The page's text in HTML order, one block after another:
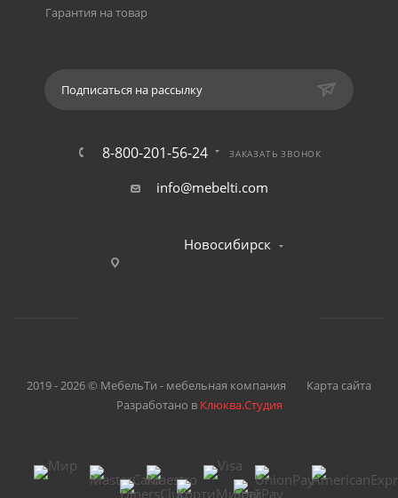
Гарантия на товар
Подписаться на рассылку
8-800-201-56-24 ЗАКАЗАТЬ ЗВОНОК
info@mebelti.com
Новосибирск
2019 - 2026 © МебельТи - мебельная компания
Карта сайта
Разработано в Клюква.Студия